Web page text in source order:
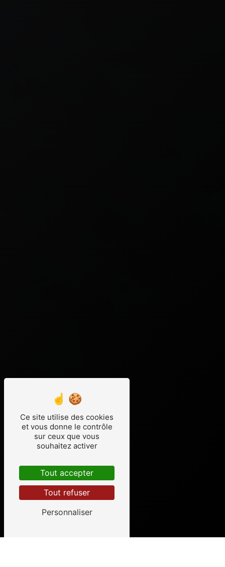
Ce site utilise des cookies
et vous donne le contrôle
sur ceux que vous
souhaitez activer
Tout accepter
Tout refuser
Personnaliser